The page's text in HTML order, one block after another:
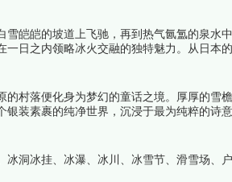
皑皑的坡道上飞驰，再到热气氤氲的泉水
日之内领略冰火交融的独特魅力。从日本
氛围。下面跟着榜中榜编辑一起来看看详细
村落便化身为梦幻的童话之境。厚厚的雪
装素裹的纯净世界，沉浸于最为纯粹的诗
洞冰挂、冰瀑、冰川、冰雪节、滑雪场、